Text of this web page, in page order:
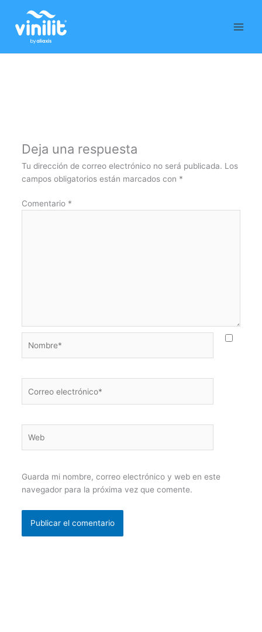
contenido
Deja una respuesta
Tu dirección de correo electrónico no será publicada. Los
campos obligatorios están marcados con *
Comentario *
electrónico*
Guarda mi nombre, correo electrónico y web en este
navegador para la próxima vez que comente.